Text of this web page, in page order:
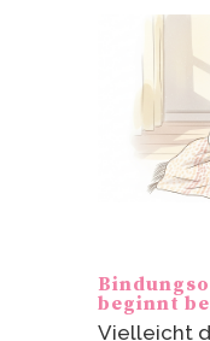
beginnt
Vielleicht